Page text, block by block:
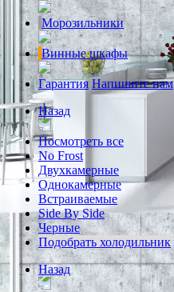
Морозильники
Винные шкафы
Гарантия Напишите нам
Назад
Посмотреть все
No Frost
Двухкамерные
Однокамерные
Встраиваемые
Side By Side
Черные
Подобрать холодильник
Назад